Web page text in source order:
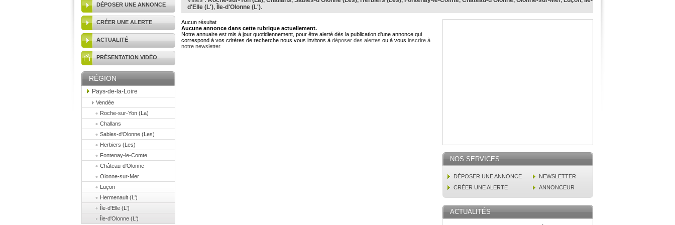
DÉPOSER UNE ANNONCE
CRÉER UNE ALERTE
ACTUALITÉ
PRÉSENTATION VIDÉO
RÉGION
Pays-de-la-Loire
Vendée
Roche-sur-Yon (La)
Challans
Sables-d'Olonne (Les)
Herbiers (Les)
Fontenay-le-Comte
Château-d'Olonne
Olonne-sur-Mer
Luçon
Hermenault (L')
Île-d'Elle (L')
Île-d'Olonne (L')
d'Elle (L'), Île-d'Olonne (L').
Aucun résultat
Aucune annonce dans cette rubrique actuellement.
Notre annuaire est mis à jour quotidiennement, pour être alerté dès la publication d'une annonce qui
correspond à vos critères de recherche nous vous invitons à déposer des alertes ou à vous inscrire à
notre newsletter.
NOS SERVICES
DÉPOSER UNE ANNONCE
NEWSLETTER
CRÉER UNE ALERTE
ANNONCEUR
ACTUALITÉS